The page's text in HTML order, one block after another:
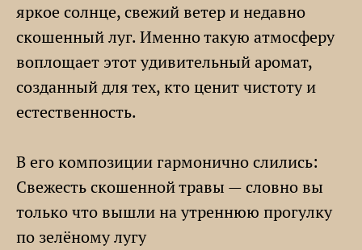
яркое солнце, свежий ветер и недавно
скошенный луг. Именно такую атмосферу
воплощает этот удивительный аромат,
созданный для тех, кто ценит чистоту и
естественность.
В его композиции гармонично слились:
Свежесть скошенной травы — словно вы
только что вышли на утреннюю прогулку
по зелёному лугу